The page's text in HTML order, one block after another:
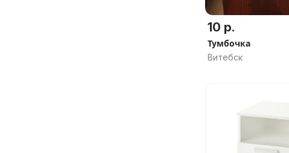
10 р.
Тумбочка
Витебск